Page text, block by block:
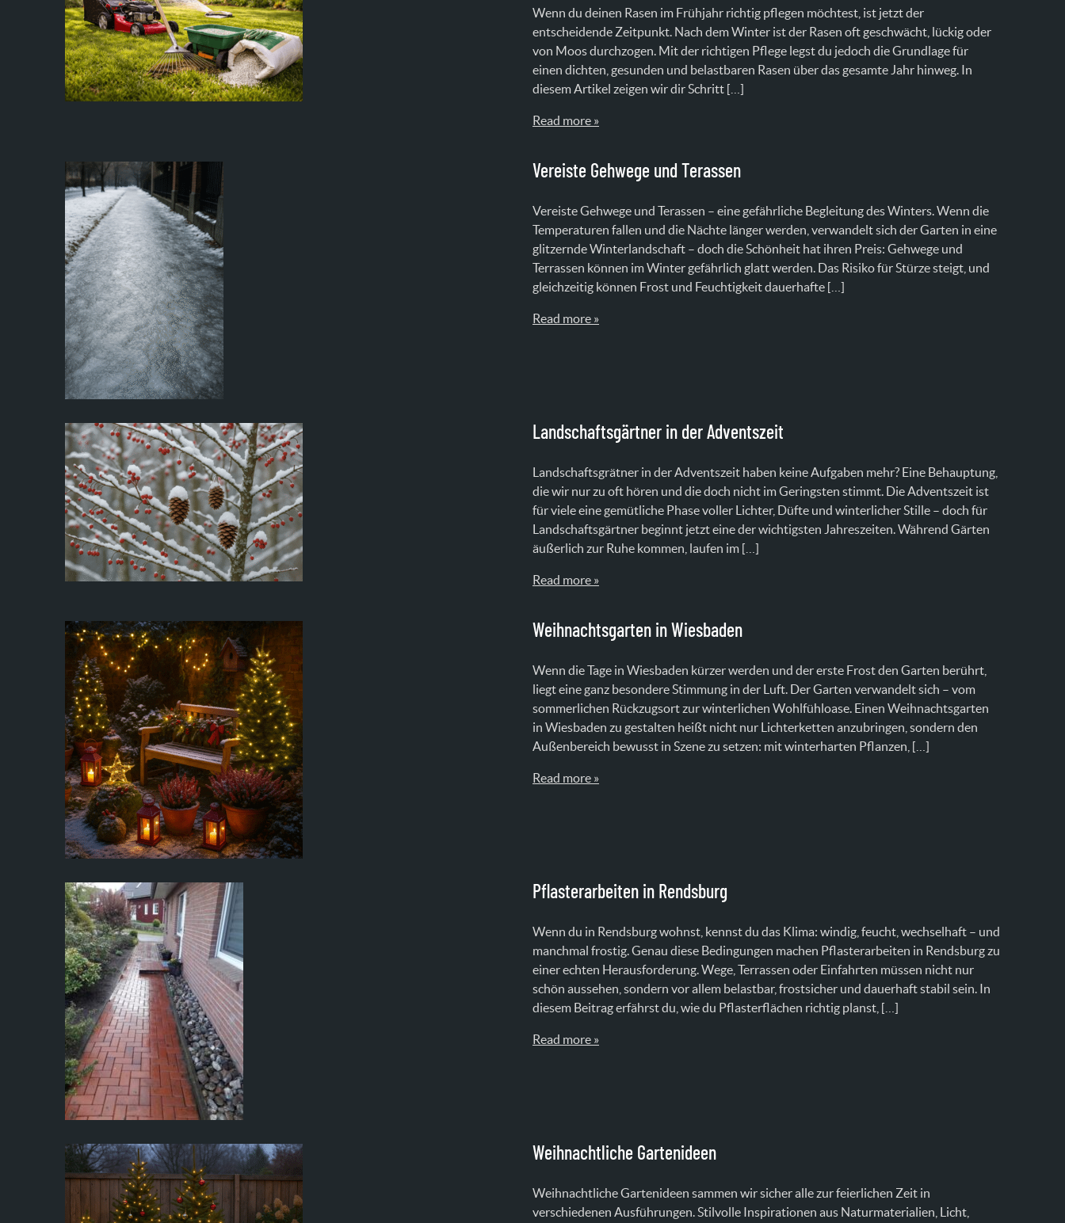
Wenn du deinen Rasen im Frühjahr richtig pflegen möchtest, ist jetzt der
entscheidende Zeitpunkt. Nach dem Winter ist der Rasen oft geschwächt, lückig oder
von Moos durchzogen. Mit der richtigen Pflege legst du jedoch die Grundlage für
einen dichten, gesunden und belastbaren Rasen über das gesamte Jahr hinweg. In
diesem Artikel zeigen wir dir Schritt […]
Read more »
Vereiste Gehwege und Terassen
Vereiste Gehwege und Terassen – eine gefährliche Begleitung des Winters. Wenn die
Temperaturen fallen und die Nächte länger werden, verwandelt sich der Garten in eine
glitzernde Winterlandschaft – doch die Schönheit hat ihren Preis: Gehwege und
Terrassen können im Winter gefährlich glatt werden. Das Risiko für Stürze steigt, und
gleichzeitig können Frost und Feuchtigkeit dauerhafte […]
Read more »
Landschaftsgärtner in der Adventszeit
Landschaftsgrätner in der Adventszeit haben keine Aufgaben mehr? Eine Behauptung,
die wir nur zu oft hören und die doch nicht im Geringsten stimmt. Die Adventszeit ist
für viele eine gemütliche Phase voller Lichter, Düfte und winterlicher Stille – doch für
Landschaftsgärtner beginnt jetzt eine der wichtigsten Jahreszeiten. Während Gärten
äußerlich zur Ruhe kommen, laufen im […]
Read more »
Weihnachtsgarten in Wiesbaden
Wenn die Tage in Wiesbaden kürzer werden und der erste Frost den Garten berührt,
liegt eine ganz besondere Stimmung in der Luft. Der Garten verwandelt sich – vom
sommerlichen Rückzugsort zur winterlichen Wohlfühloase. Einen Weihnachtsgarten
in Wiesbaden zu gestalten heißt nicht nur Lichterketten anzubringen, sondern den
Außenbereich bewusst in Szene zu setzen: mit winterharten Pflanzen, […]
Read more »
Pflasterarbeiten in Rendsburg
Wenn du in Rendsburg wohnst, kennst du das Klima: windig, feucht, wechselhaft – und
manchmal frostig. Genau diese Bedingungen machen Pflasterarbeiten in Rendsburg zu
einer echten Herausforderung. Wege, Terrassen oder Einfahrten müssen nicht nur
schön aussehen, sondern vor allem belastbar, frostsicher und dauerhaft stabil sein. In
diesem Beitrag erfährst du, wie du Pflasterflächen richtig planst, […]
Read more »
Weihnachtliche Gartenideen
Weihnachtliche Gartenideen sammen wir sicher alle zur feierlichen Zeit in
verschiedenen Ausführungen. Stilvolle Inspirationen aus Naturmaterialien, Licht,